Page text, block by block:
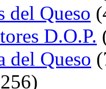
del Queso
D.O.P.
del Queso